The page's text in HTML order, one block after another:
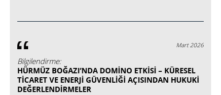
Mart 2026
Bilgilendirme:
HÜRMÜZ BOĞAZI’NDA DOMINO ETKISI – KÜRESEL
TICARET VE ENERJI GÜVENLIĞI AÇISINDAN HUKUKI
DEĞERLENDIRMELER